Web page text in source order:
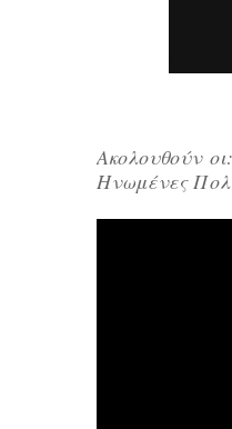
Ακολουθούν
Ηνωμένες